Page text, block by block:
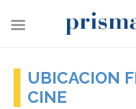
UBICACION
CINE